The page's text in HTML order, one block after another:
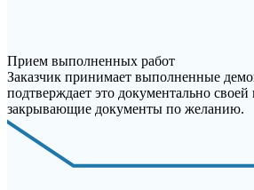
Прием выполненных работ
Заказчик принимает выполненные
подтверждает это документально
закрывающие документы по желанию.